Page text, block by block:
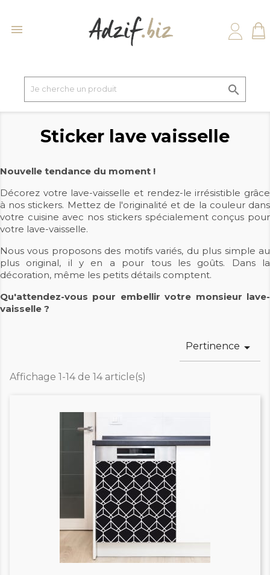


Sticker lave vaisselle
Nouvelle tendance du moment !
Décorez votre lave-vaisselle et rendez-le irrésistible grâce
à nos stickers. Mettez de l'originalité et de la couleur dans
votre cuisine avec nos stickers spécialement conçus pour
votre lave-vaisselle.
Nous vous proposons des motifs variés, du plus simple au
plus original, il y en a pour tous les goûts. Dans la
décoration, même les petits détails comptent.
Qu'attendez-vous pour embellir votre monsieur lave-
vaisselle ?
Pertinence 
Affichage 1-14 de 14 article(s)